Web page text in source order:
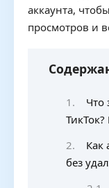
аккаунта,
просмотров и
Что
Как
без